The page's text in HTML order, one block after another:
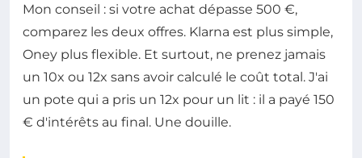
Mon conseil : si votre achat dépasse 500 €,
comparez les deux offres. Klarna est plus simple,
Oney plus flexible. Et surtout, ne prenez jamais
un 10x ou 12x sans avoir calculé le coût total. J'ai
un pote qui a pris un 12x pour un lit : il a payé 150
€ d'intérêts au final. Une douille.